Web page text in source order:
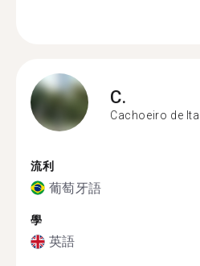
C.
Cachoeiro de
流利
葡萄牙語
學
英語